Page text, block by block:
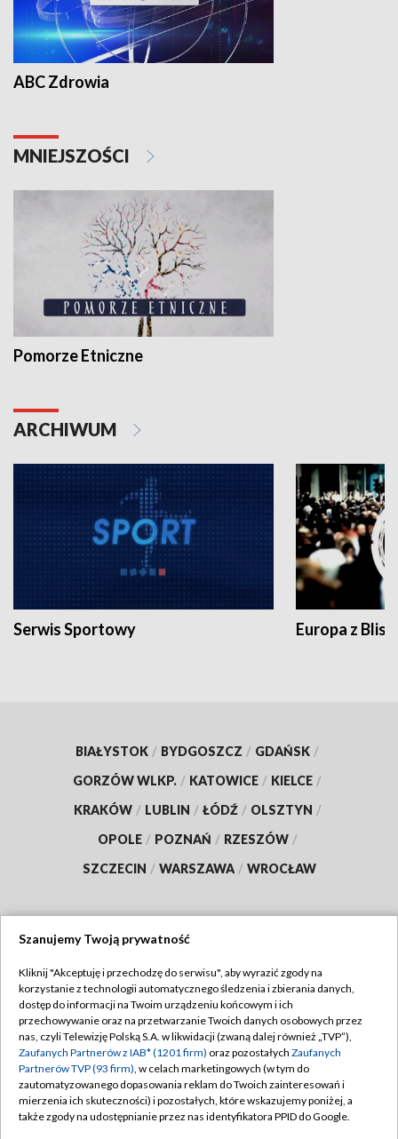
ABC Zdrowia
MNIEJSZOŚCI
Pomorze Etniczne
ARCHIWUM
Serwis Sportowy Europa z
BIAŁYSTOK / BYDGOSZCZ / GDAŃSK /
GORZÓW WLKP. / KATOWICE / KIELCE /
KRAKÓW / LUBLIN / ŁÓDŹ / OLSZTYN /
OPOLE / POZNAŃ / RZESZÓW /
SZCZECIN / WARSZAWA / WROCŁAW
TVP
Abonament TVP
Emisja w TVP
Centrum informacji TVP
Naziemna Telewizja Cyfrowa
Regulamin TVP
Polityka prywatności
Moje zgody
Pomoc
Szanujemy Twoją prywatność
Kliknij "Akceptuję i przechodzę do serwisu", aby wyrazić zgody na
korzystanie z technologii automatycznego śledzenia i zbierania danych,
dostęp do informacji na Twoim urządzeniu końcowym i ich
przechowywanie oraz na przetwarzanie Twoich danych osobowych przez
nas, czyli Telewizję Polską S.A. w likwidacji (zwaną dalej również „TVP”),
Zaufanych Partnerów z IAB* (1201 firm) oraz pozostałych Zaufanych
Partnerów TVP (93 firm), w celach marketingowych (w tym do
zautomatyzowanego dopasowania reklam do Twoich zainteresowań i
mierzenia ich skuteczności) i pozostałych, które wskazujemy poniżej, a
także zgody na udostępnianie przez nas identyfikatora PPID do Google.